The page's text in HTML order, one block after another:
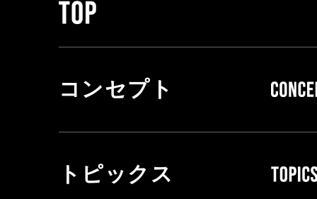
コンセプト
トピックス